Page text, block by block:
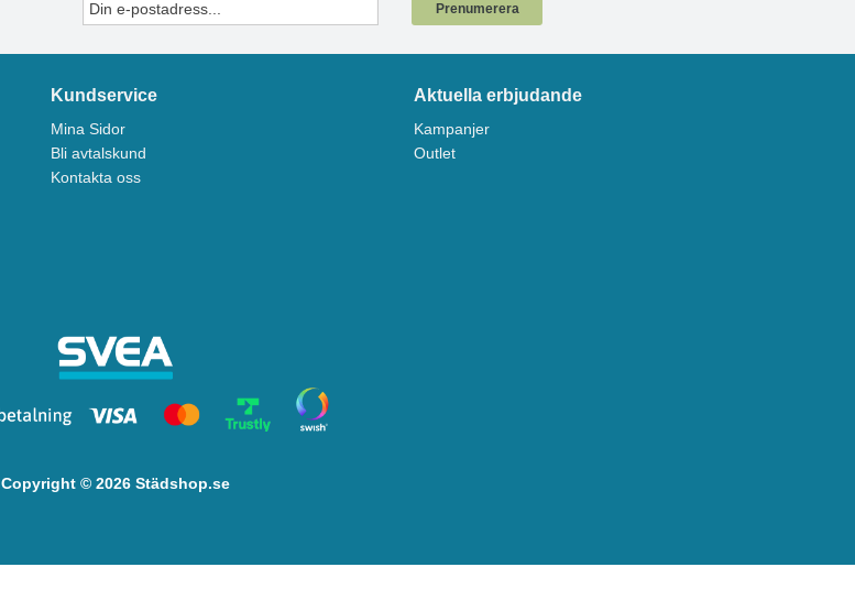
Prenumerera
Kundservice
Mina Sidor
Bli avtalskund
Kontakta oss
Aktuella erbjudande
Kampanjer
Outlet
Copyright © 2026 Städshop.se